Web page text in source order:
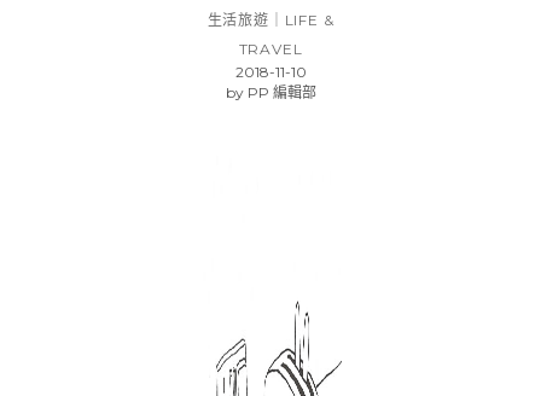
生活旅遊｜LIFE &
TRAVEL
2018-11-10
byPP 編輯部